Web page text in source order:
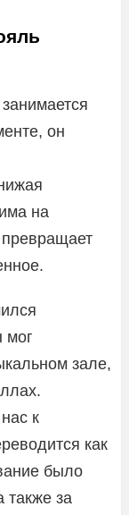
он
на
превращает
мог
зале,
к
как
было
также за